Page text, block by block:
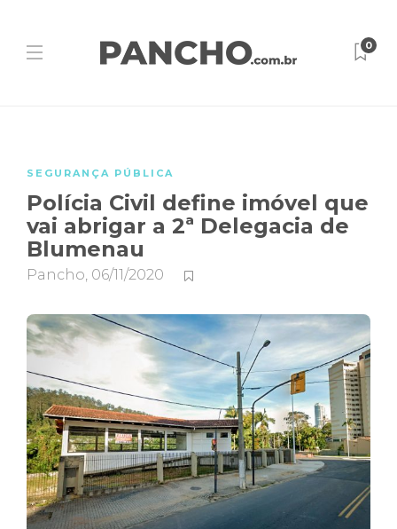
0
SEGURANÇA PÚBLICA
Polícia Civil define imóvel que
vai abrigar a 2ª Delegacia de
Blumenau
Pancho, 06/11/2020